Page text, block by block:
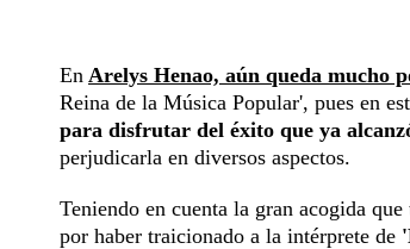
En Arelys Henao, aún queda mucho
Reina de la Música Popular', pues en
para disfrutar del éxito que ya
perjudicarla en diversos aspectos.
Teniendo en cuenta la gran acogida
por haber traicionado a la intérprete de